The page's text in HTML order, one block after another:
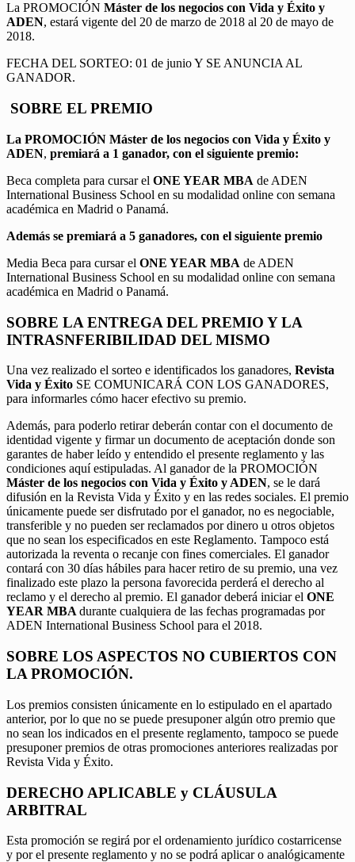
La PROMOCIÓN Máster de los negocios con Vida y Éxito y
ADEN, estará vigente del 20 de marzo de 2018 al 20 de mayo de
2018.
FECHA DEL SORTEO: 01 de junio Y SE ANUNCIA AL
GANADOR.
SOBRE EL PREMIO
La PROMOCIÓN Máster de los negocios con Vida y Éxito y
ADEN, premiará a 1 ganador, con el siguiente premio:
Beca completa para cursar el ONE YEAR MBA de ADEN
International Business School en su modalidad online con semana
académica en Madrid o Panamá.
Además se premiará a 5 ganadores, con el siguiente premio
Media Beca para cursar el ONE YEAR MBA de ADEN
International Business School en su modalidad online con semana
académica en Madrid o Panamá.
SOBRE LA ENTREGA DEL PREMIO Y LA
INTRASNFERIBILIDAD DEL MISMO
Una vez realizado el sorteo e identificados los ganadores, Revista
Vida y Éxito SE COMUNICARÁ CON LOS GANADORES,
para informarles cómo hacer efectivo su premio.
Además, para poderlo retirar deberán contar con el documento de
identidad vigente y firmar un documento de aceptación donde son
garantes de haber leído y entendido el presente reglamento y las
condiciones aquí estipuladas. Al ganador de la PROMOCIÓN
Máster de los negocios con Vida y Éxito y ADEN, se le dará
difusión en la Revista Vida y Éxito y en las redes sociales. El premio
únicamente puede ser disfrutado por el ganador, no es negociable,
transferible y no pueden ser reclamados por dinero u otros objetos
que no sean los especificados en este Reglamento. Tampoco está
autorizada la reventa o recanje con fines comerciales. El ganador
contará con 30 días hábiles para hacer retiro de su premio, una vez
finalizado este plazo la persona favorecida perderá el derecho al
reclamo y el derecho al premio. El ganador deberá iniciar el ONE
YEAR MBA durante cualquiera de las fechas programadas por
ADEN International Business School para el 2018.
SOBRE LOS ASPECTOS NO CUBIERTOS CON
LA PROMOCIÓN.
Los premios consisten únicamente en lo estipulado en el apartado
anterior, por lo que no se puede presuponer algún otro premio que
no sean los indicados en el presente reglamento, tampoco se puede
presuponer premios de otras promociones anteriores realizadas por
Revista Vida y Éxito.
DERECHO APLICABLE y CLÁUSULA
ARBITRAL
Esta promoción se regirá por el ordenamiento jurídico costarricense
y por el presente reglamento y no se podrá aplicar o analógicamente